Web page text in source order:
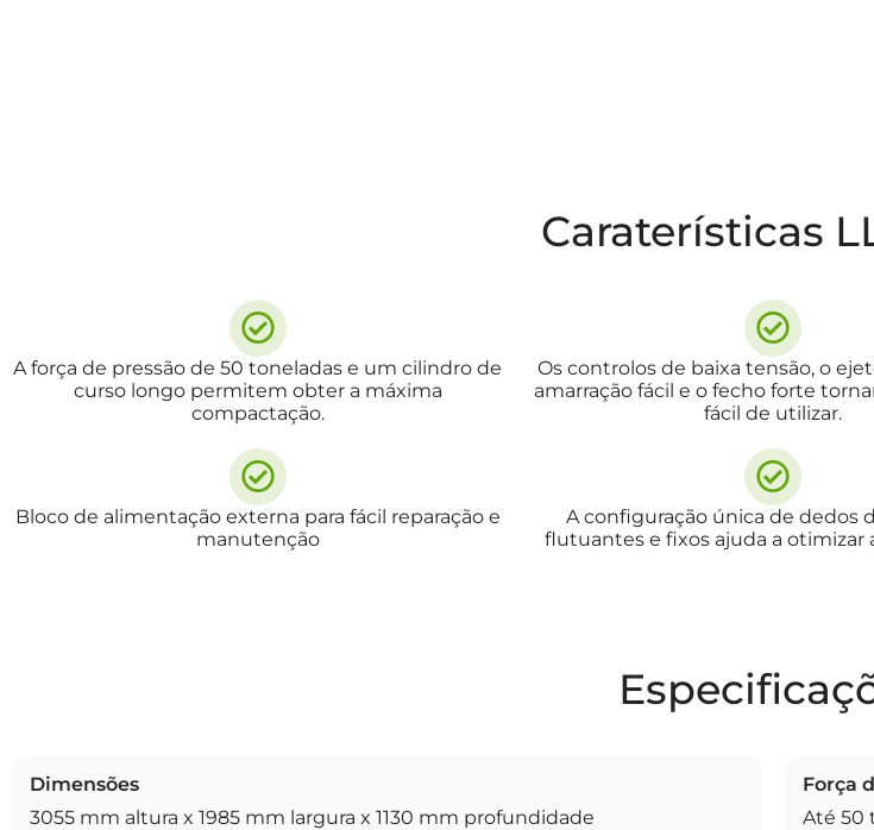
Caraterísticas
A força de pressão de 50 toneladas e um cilindro de
curso longo permitem obter a máxima
compactação.
Os controlos de baixa tensão, o
amarração fácil e o fecho forte
fácil de utilizar.
Bloco de alimentação externa para fácil reparação e
manutenção
A configuração única de dedos
flutuantes e fixos ajuda a otimizar
Dimensões
3055 mm altura x 1985 mm largura x 1130 mm profundidade
Força
Até 50